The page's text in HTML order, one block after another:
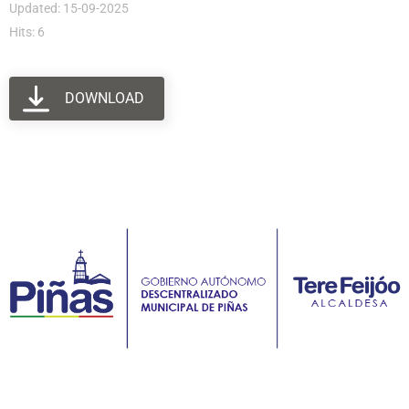
Updated: 15-09-2025
Hits: 6
DOWNLOAD